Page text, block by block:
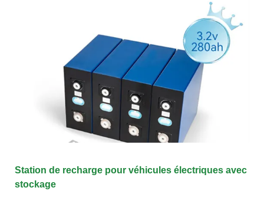
Station de recharge pour véhicules électriques avec
stockage